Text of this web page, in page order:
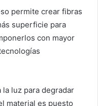
permite crear fibras
superficie para
con mayor
luz para degradar
material es puesto